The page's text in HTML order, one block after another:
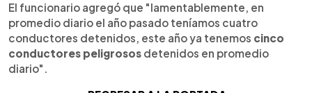
El funcionario agregó que "lamentablemente, en
promedio diario el año pasado teníamos cuatro
conductores detenidos, este año ya tenemos cinco
conductores peligrosos detenidos en promedio
diario".